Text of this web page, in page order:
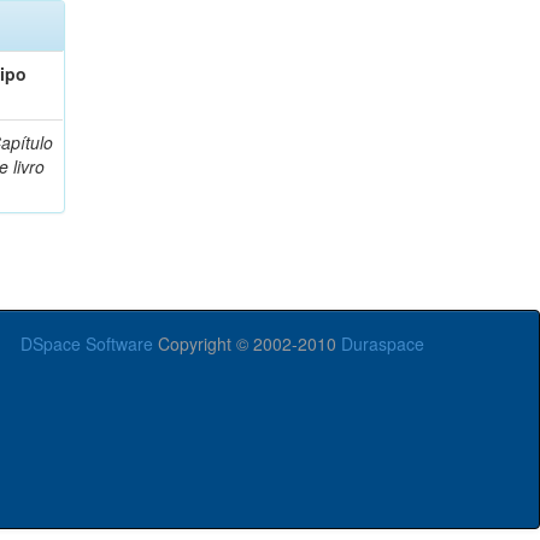
livro
DSpace Software Copyright © 2002-2010 Duraspace